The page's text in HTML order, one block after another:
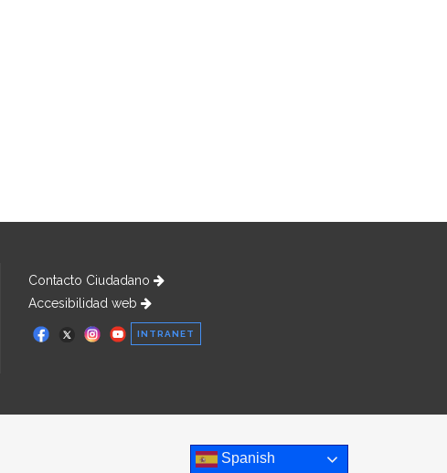
Contacto Ciudadano
Accesibilidad web
INTRANET
Spanish